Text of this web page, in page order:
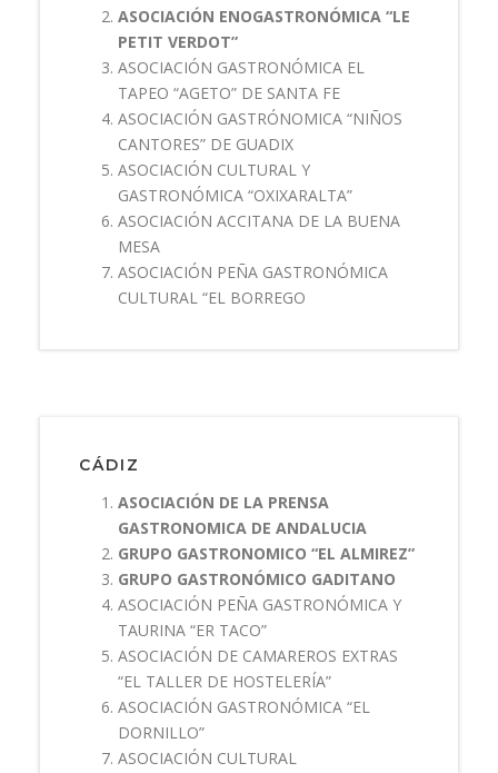
ASOCIACIÓN ENOGASTRONÓMICA “LE
PETIT VERDOT”
ASOCIACIÓN GASTRONÓMICA EL
TAPEO “AGETO” DE SANTA FE
ASOCIACIÓN GASTRÓNOMICA “NIÑOS
CANTORES” DE GUADIX
ASOCIACIÓN CULTURAL Y
GASTRONÓMICA “OXIXARALTA”
ASOCIACIÓN ACCITANA DE LA BUENA
MESA
ASOCIACIÓN PEÑA GASTRONÓMICA
CULTURAL “EL BORREGO
CÁDIZ
ASOCIACIÓN DE LA PRENSA
GASTRONOMICA DE ANDALUCIA
GRUPO GASTRONOMICO “EL ALMIREZ”
GRUPO GASTRONÓMICO GADITANO
ASOCIACIÓN PEÑA GASTRONÓMICA Y
TAURINA “ER TACO”
ASOCIACIÓN DE CAMAREROS EXTRAS
“EL TALLER DE HOSTELERÍA”
ASOCIACIÓN GASTRONÓMICA “EL
DORNILLO”
ASOCIACIÓN CULTURAL